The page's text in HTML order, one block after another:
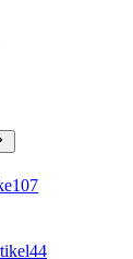
107
44